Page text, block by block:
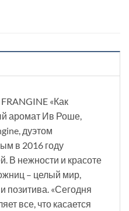
FRANGINE «Как
аромат Ив Роше,
дуэтом
в 2016 году
В нежности и красоте
– целый мир,
позитива. «Сегодня
все, что касается